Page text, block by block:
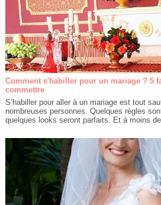
Comment s'habiller pour un mariage ? 5
commettre
S’habiller pour aller à un mariage est tout
nombreuses personnes. Quelques règles
quelques looks seront parfaits. Et à moins